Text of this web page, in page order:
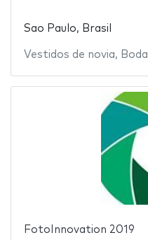
Sao Paulo, Brasil
Vestidos de novia, Boda
FotoInnovation 2019